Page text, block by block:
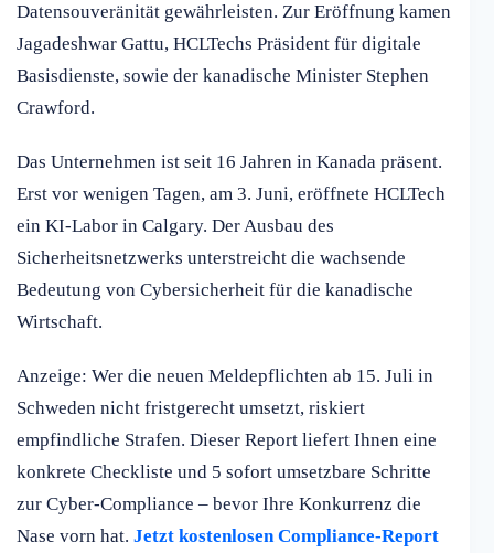
Datensouveränität gewährleisten. Zur Eröffnung kamen
Jagadeshwar Gattu, HCLTechs Präsident für digitale
Basisdienste, sowie der kanadische Minister Stephen
Crawford.
Das Unternehmen ist seit 16 Jahren in Kanada präsent.
Erst vor wenigen Tagen, am 3. Juni, eröffnete HCLTech
ein KI-Labor in Calgary. Der Ausbau des
Sicherheitsnetzwerks unterstreicht die wachsende
Bedeutung von Cybersicherheit für die kanadische
Wirtschaft.
Anzeige: Wer die neuen Meldepflichten ab 15. Juli in
Schweden nicht fristgerecht umsetzt, riskiert
empfindliche Strafen. Dieser Report liefert Ihnen eine
konkrete Checkliste und 5 sofort umsetzbare Schritte
zur Cyber-Compliance – bevor Ihre Konkurrenz die
Nase vorn hat. Jetzt kostenlosen Compliance-Report